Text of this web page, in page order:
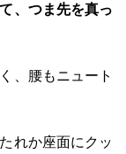
、つま先を真っ
、腰もニュート
れか座面にクッ